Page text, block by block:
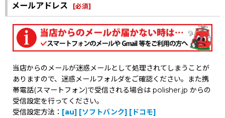
メールアドレス [必須]
当店からのメールが迷惑メールとして処理されてしまうことが
ありますので、迷惑メールフォルダをご確認ください。また携
帯電話(スマートフォン)で受信される場合は polisher.jp からの
受信設定を行ってください。
受信設定方法： [au] [ソフトバンク] [ドコモ]